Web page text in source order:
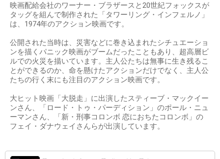
映画配給会社のワーナー・ブラザースと20世紀フォックスが
タッグを組んで制作された「タワーリング・インフェルノ」
は、1974年のアクション映画です。
公開された当時は、災害などに巻き込まれたシチュエーショ
ンを描くパニック映画がブームだったこともあり、超高層ビ
ルでの火災を描いています。主人公たちは無事に生き残るこ
とができるのか、命を懸けたアクションだけでなく、主人公
たちの行く末にも注目のアクション映画です。
大ヒット映画「大脱走」に出演したスティーブ・マックイー
ンさん、「ロード・トゥ・パーディション」のポール・ニュ
ーマンさん、「新・刑事コロンボ 恋におちたコロンボ」の
フェイ・ダナウェイさんらが出演しています。